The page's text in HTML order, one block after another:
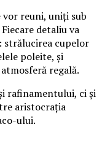
reuni, uniți sub
detaliu va
strălucirea cupelor
poleite, și
regală.
rafinamentului, ci și
aristocrația
ului.